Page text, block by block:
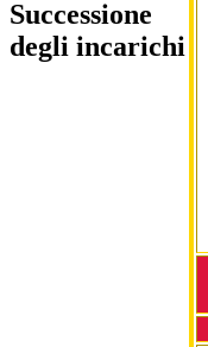
Successione
degli incarichi